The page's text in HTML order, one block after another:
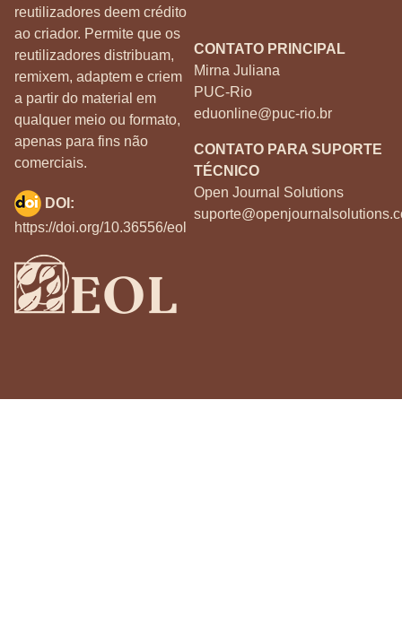
reutilizadores deem crédito
ao criador. Permite que os
reutilizadores distribuam,
remixem, adaptem e criem
a partir do material em
qualquer meio ou formato,
apenas para fins não
comerciais.
CONTATO PRINCIPAL
Mirna Juliana
PUC-Rio
eduonline@puc-rio.br
CONTATO PARA SUPORTE
TÉCNICO
Open Journal Solutions
DOI:
https://doi.org/10.36556/eol